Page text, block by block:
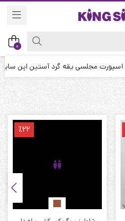
0
مجلسی یقه گرد آستین اپن سایز
٪22